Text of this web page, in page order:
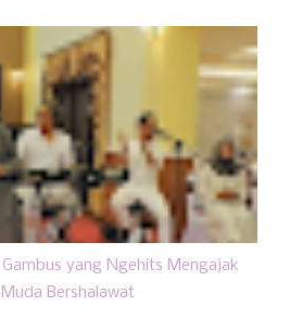
yang Ngehits Mengajak
Bershalawat